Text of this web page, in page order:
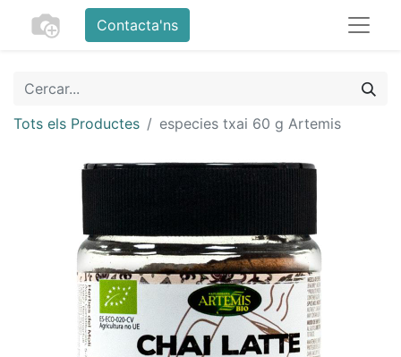
Contacta'ns
Tots els Productes especies txai 60 g Artemis